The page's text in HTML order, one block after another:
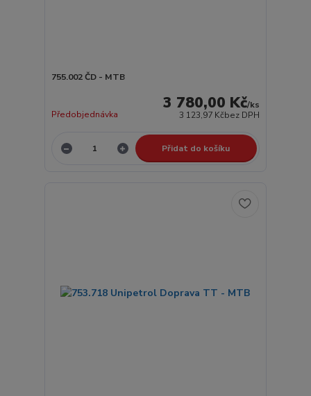
755.002 ČD - MTB
3 780,00 Kč/ks
3 123,97 Kčbez DPH
Předobjednávka
Přidat do košíku